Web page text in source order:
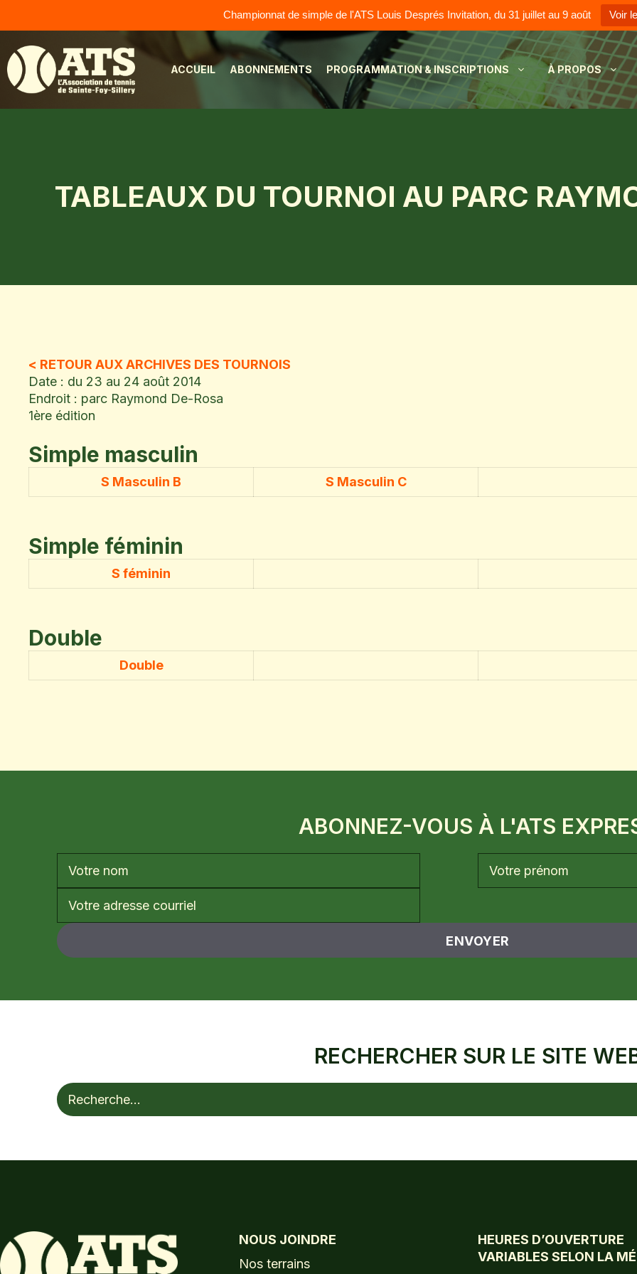
Championnat de simple de l'ATS Louis Després Invitation, du 31 juillet au 9 août Voir
au
contenu
ACCUEIL ABONNEMENTS PROGRAMMATION & INSCRIPTIONS À PROPOS
TABLEAUX DU TOURNOI AU PARC
< RETOUR AUX ARCHIVES DES TOURNOIS
Date : du 23 au 24 août 2014
Endroit : parc Raymond De-Rosa
1ère édition
Simple masculin
S Masculin B S Masculin C
Simple féminin
S féminin
Double
Double
ABONNEZ-VOUS À L'ATS
RECHERCHER SUR LE SITE
Rechercher :
NOUS JOINDRE
Nos terrains
HEURES D’OUVERTURE
VARIABLES SELON LA